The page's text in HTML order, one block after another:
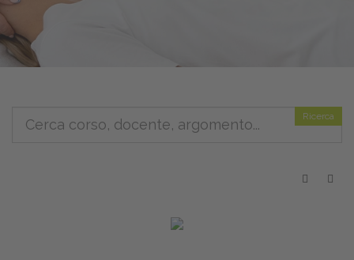
Ricerca